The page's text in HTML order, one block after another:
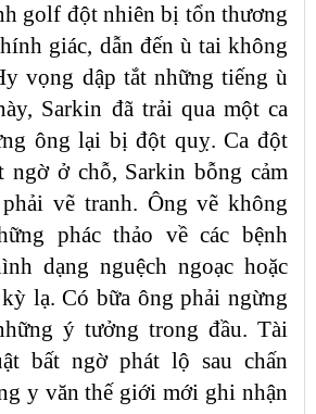
golf đột nhiên bị tổn thương
giác, dẫn đến ù tai không
vọng dập tắt những tiếng ù
Sarkin đã trải qua một ca
ông lại bị đột quỵ. Ca đột
ngờ ở chỗ, Sarkin bỗng cảm
vẽ tranh. Ông vẽ không
phác thảo về các bệnh
dạng nguệch ngoạc hoặc
lạ. Có bữa ông phải ngừng
ý tưởng trong đầu. Tài
bất ngờ phát lộ sau chấn
y văn thế giới mới ghi nhận